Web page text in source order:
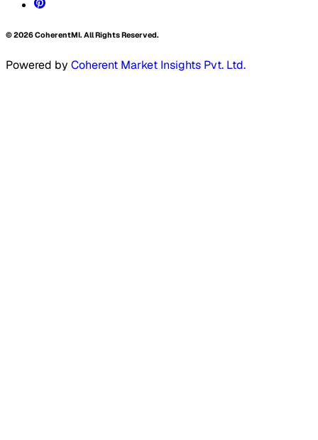
©2026CoherentMI. All Rights Reserved.
Powered by Coherent Market Insights Pvt. Ltd.